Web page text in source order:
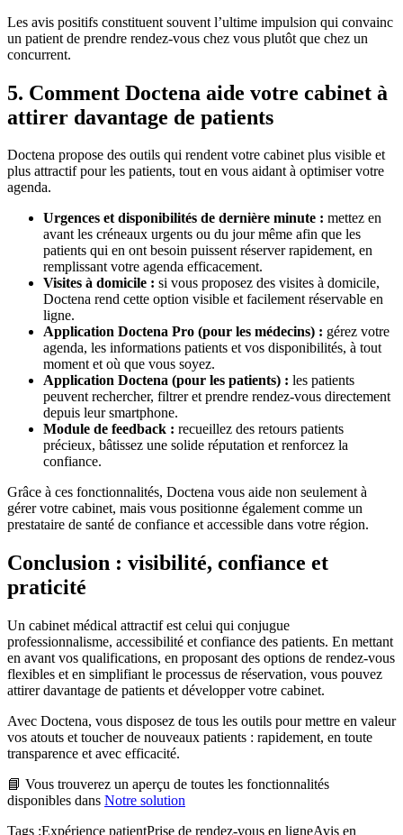
Les avis positifs constituent souvent l’ultime impulsion qui convainc
un patient de prendre rendez-vous chez vous plutôt que chez un
concurrent.
5. Comment Doctena aide votre cabinet à
attirer davantage de patients
Doctena propose des outils qui rendent votre cabinet plus visible et
plus attractif pour les patients, tout en vous aidant à optimiser votre
agenda.
Urgences et disponibilités de dernière minute : mettez en
avant les créneaux urgents ou du jour même afin que les
patients qui en ont besoin puissent réserver rapidement, en
remplissant votre agenda efficacement.
Visites à domicile : si vous proposez des visites à domicile,
Doctena rend cette option visible et facilement réservable en
ligne.
Application Doctena Pro (pour les médecins) : gérez votre
agenda, les informations patients et vos disponibilités, à tout
moment et où que vous soyez.
Application Doctena (pour les patients) : les patients
peuvent rechercher, filtrer et prendre rendez-vous directement
depuis leur smartphone.
Module de feedback : recueillez des retours patients
précieux, bâtissez une solide réputation et renforcez la
confiance.
Grâce à ces fonctionnalités, Doctena vous aide non seulement à
gérer votre cabinet, mais vous positionne également comme un
prestataire de santé de confiance et accessible dans votre région.
Conclusion : visibilité, confiance et
praticité
Un cabinet médical attractif est celui qui conjugue
professionnalisme, accessibilité et confiance des patients. En mettant
en avant vos qualifications, en proposant des options de rendez-vous
flexibles et en simplifiant le processus de réservation, vous pouvez
attirer davantage de patients et développer votre cabinet.
Avec Doctena, vous disposez de tous les outils pour mettre en valeur
vos atouts et toucher de nouveaux patients : rapidement, en toute
transparence et avec efficacité.
📘 Vous trouverez un aperçu de toutes les fonctionnalités
disponibles dans Notre solution
Tags :Expérience patientPrise de rendez-vous en ligneAvis en